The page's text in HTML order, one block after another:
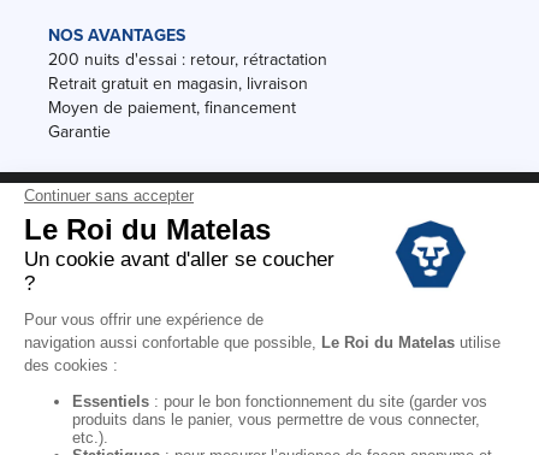
NOS AVANTAGES
200 nuits d'essai : retour, rétractation
Retrait gratuit en magasin, livraison
Moyen de paiement, financement
Garantie
Conditions des offres
Black Friday
Destockage
Conditions Générales de vente magasin
Mentions Légales
Données personnelles